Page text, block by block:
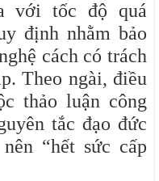
với tốc độ quá
định nhằm bảo
cách có trách
Theo ngài, điều
thảo luận công
tắc đạo đức
“hết sức cấp